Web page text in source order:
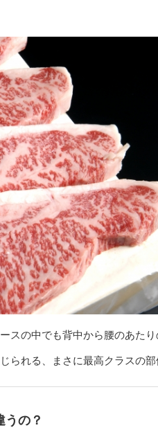
スの中でも背中から腰のあたり
られる、まさに最高クラスの部
うの？